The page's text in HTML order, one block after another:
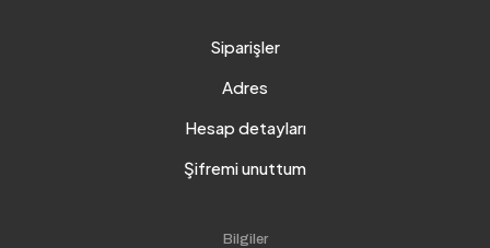
Siparişler
Adres
Hesap detayları
Şifremi unuttum
Bilgiler